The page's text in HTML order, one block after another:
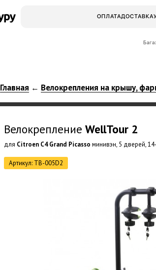
ОПЛАТАДОСТАВКА
Главная ← Велокрепления на крышу,
Велокрепление WellTour 2
для Citroen C4 Grand Picasso минивэн, 5 дверей,
Артикул: TB-005D2